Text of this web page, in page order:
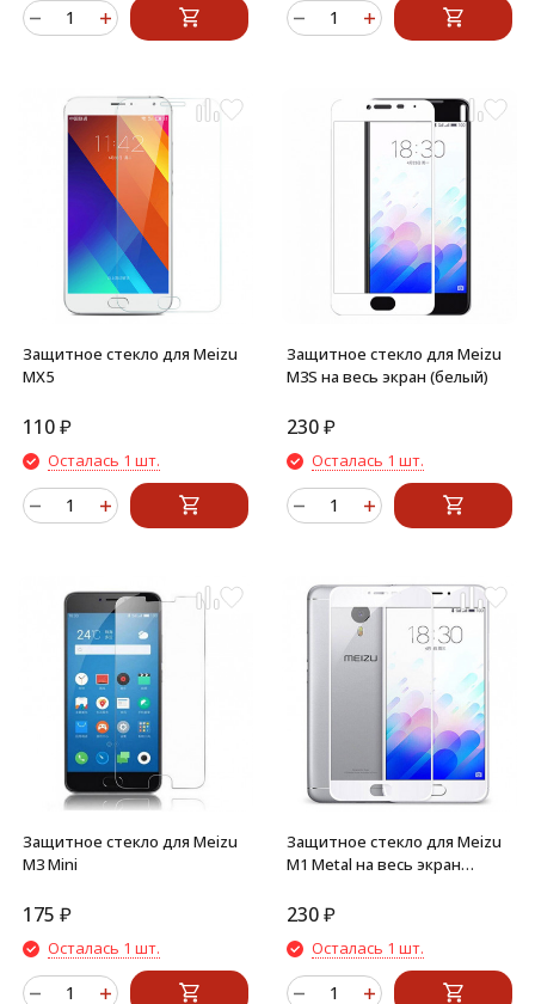
Защитное стекло для Meizu
MX5
110₽
Осталась 1 шт.
Защитное стекло для Meizu
M3S на весь экран (белый)
230₽
Осталась 1 шт.
Защитное стекло для Meizu
M3 Mini
175 ₽
Осталась 1 шт.
Защитное стекло для Meizu
M1 Metal на весь экран
230₽
Осталась 1 шт.